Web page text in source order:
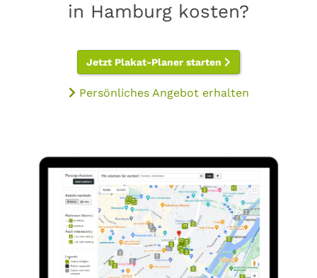
in Hamburg kosten?
Jetzt Plakat-Planer starten
Persönliches Angebot erhalten